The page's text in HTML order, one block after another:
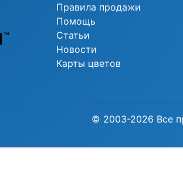
Правила продажи
Помощь
Статьи
Новости
Карты цветов
© 2003-2026 Все